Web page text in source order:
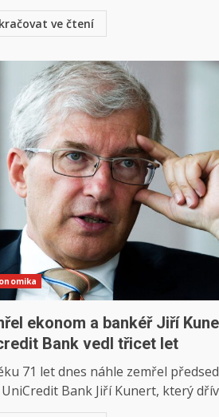
ve čtení
ekonom a bankéř Jiří
Bank vedl třicet let
71 let dnes náhle zemřel
Bank Jiří Kunert, který